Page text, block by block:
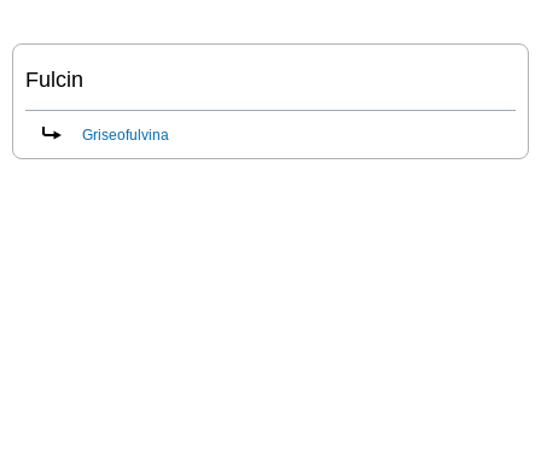
Fulcin
Reindirizza a:Griseofulvina